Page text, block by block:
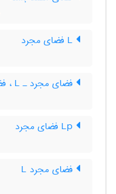
فضای مجرد ـ L‌ ، فضای مجرد L‌_ ، فضای مجرد L‌_‌p
فضای مجرد L